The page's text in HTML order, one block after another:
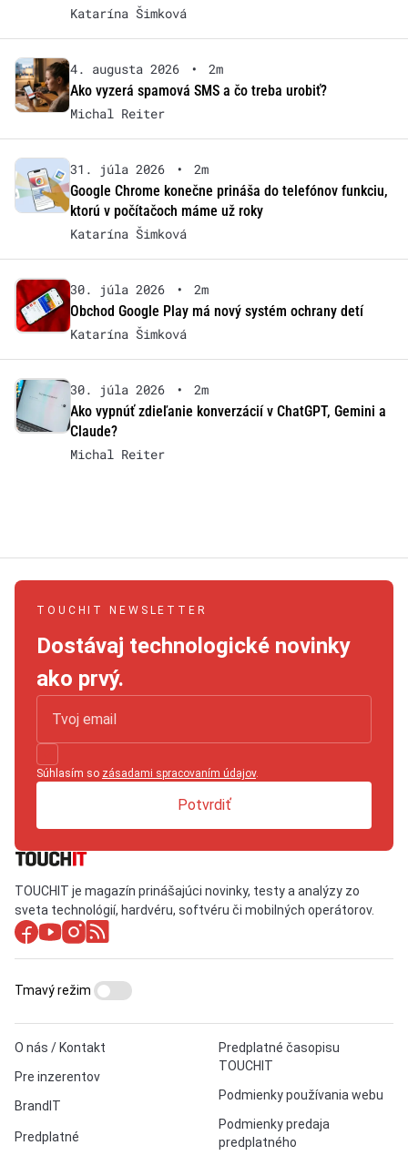
Katarína Šimková
4. augusta 2026 •
2m
Ako vyzerá spamová SMS a čo treba urobiť?
Michal Reiter
31. júla 2026 •
2m
Google Chrome konečne prináša do telefónov funkciu,
ktorú v počítačoch máme už roky
Katarína Šimková
30. júla 2026 •
2m
Obchod Google Play má nový systém ochrany detí
Katarína Šimková
30. júla 2026 •
2m
Ako vypnúť zdieľanie konverzácií v ChatGPT, Gemini a
Claude?
Michal Reiter
TOUCHIT NEWSLETTER
Dostávaj technologické novinky
ako prvý.
Súhlasím so zásadami spracovaním údajov.
Potvrdiť
TOUCHIT je magazín prinášajúci novinky, testy a analýzy zo
sveta technológií, hardvéru, softvéru či mobilných operátorov.
O nás / Kontakt
Pre inzerentov
BrandIT
Predplatné
Predplatné časopisu
TOUCHIT
Podmienky používania webu
Podmienky predaja
predplatného
Tmavý režim